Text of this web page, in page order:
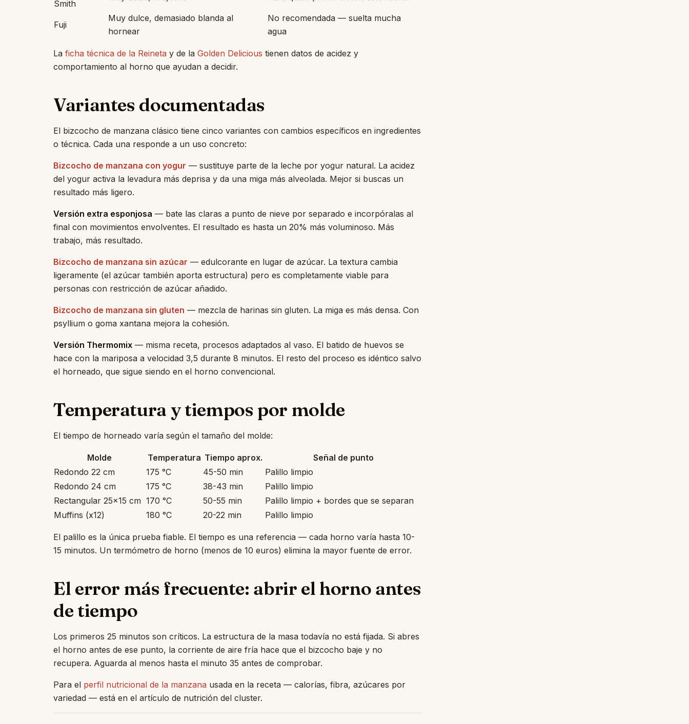
Smith
Fuji
Muy dulce, demasiado blanda al
hornear
No recomendada — suelta mucha
agua
La ficha técnica de la Reineta y de la Golden Delicious tienen datos de acidez y
comportamiento al horno que ayudan a decidir.
Variantes documentadas
El bizcocho de manzana clásico tiene cinco variantes con cambios específicos en ingredientes
o técnica. Cada una responde a un uso concreto:
Bizcocho de manzana con yogur — sustituye parte de la leche por yogur natural. La acidez
del yogur activa la levadura más deprisa y da una miga más alveolada. Mejor si buscas un
resultado más ligero.
Versión extra esponjosa — bate las claras a punto de nieve por separado e incorpóralas al
final con movimientos envolventes. El resultado es hasta un 20% más voluminoso. Más
trabajo, más resultado.
Bizcocho de manzana sin azúcar — edulcorante en lugar de azúcar. La textura cambia
ligeramente (el azúcar también aporta estructura) pero es completamente viable para
personas con restricción de azúcar añadido.
Bizcocho de manzana sin gluten — mezcla de harinas sin gluten. La miga es más densa. Con
psyllium o goma xantana mejora la cohesión.
Versión Thermomix — misma receta, procesos adaptados al vaso. El batido de huevos se
hace con la mariposa a velocidad 3,5 durante 8 minutos. El resto del proceso es idéntico salvo
el horneado, que sigue siendo en el horno convencional.
Temperatura y tiempos por molde
El tiempo de horneado varía según el tamaño del molde:
Molde Temperatura Tiempo aprox.
Señal de punto
Redondo 22 cm
175 °C 45-50 min
Palillo limpio
Redondo 24 cm
175 °C 38-43 min
Palillo limpio
Rectangular 25×15 cm 170 °C 50-55 min
Palillo limpio + bordes que se separan
Muffins (x12)
180 °C 20-22 min Palillo limpio
El palillo es la única prueba fiable. El tiempo es una referencia — cada horno varía hasta 10-
15 minutos. Un termómetro de horno (menos de 10 euros) elimina la mayor fuente de error.
El error más frecuente: abrir el horno antes
de tiempo
Los primeros 25 minutos son críticos. La estructura de la masa todavía no está fijada. Si abres
el horno antes de ese punto, la corriente de aire fría hace que el bizcocho baje y no
recupera. Aguarda al menos hasta el minuto 35 antes de comprobar.
Para el perfil nutricional de la manzana usada en la receta — calorías, fibra, azúcares por
variedad — está en el artículo de nutrición del cluster.